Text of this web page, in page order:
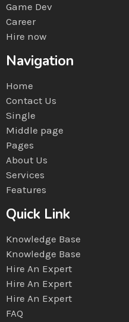
Game Dev
Career
Hire now
Navigation
Home
Contact Us
Single
Middle page
Pages
About Us
Services
Features
Quick Link
Knowledge Base
Knowledge Base
Hire An Expert
Hire An Expert
Hire An Expert
FAQ